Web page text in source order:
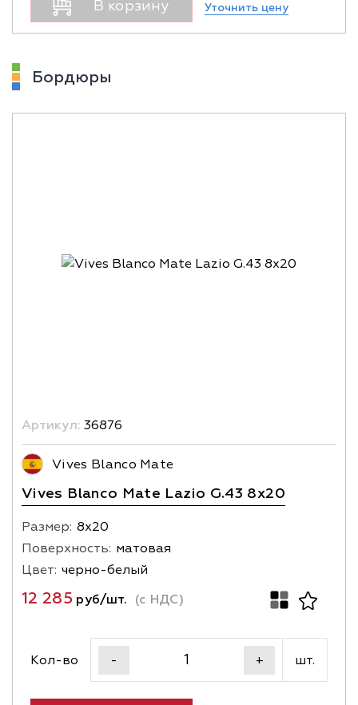
В корзину Уточнить цену
Бордюры
Артикул: 36876
Vives Blanco Mate
Vives Blanco Mate Lazio G.43 8x20
Размер: 8х20
Поверхность: матовая
Цвет: черно-белый
12 285руб/шт. (с НДС)
Кол-во - + шт.